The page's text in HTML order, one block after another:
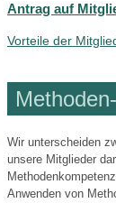
Antrag auf
Vorteile der
Wir unterscheiden
unsere Mitglieder
Anwenden von